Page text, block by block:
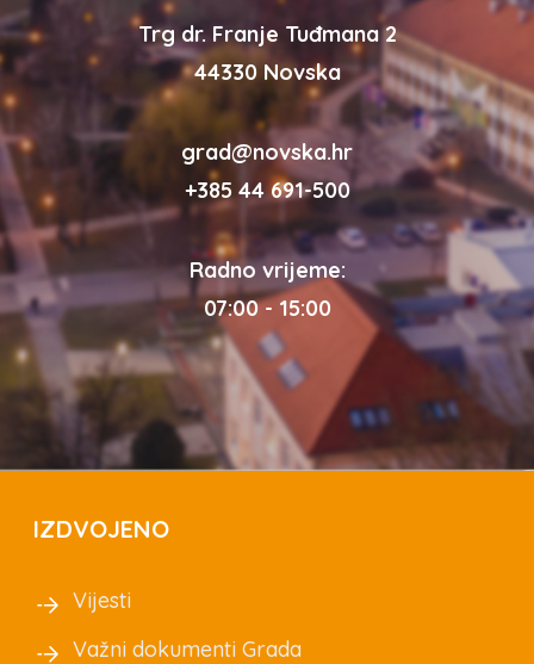
Trg dr. Franje Tuđmana 2
44330 Novska
grad@novska.hr
+385 44 691-500
Radno vrijeme:
07:00 - 15:00
IZDVOJENO
Vijesti
Važni dokumenti Grada